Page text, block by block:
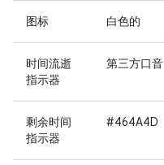
图标 白色的
时间流逝
指示器
第三方口音
剩余时间
指示器
#464A4D